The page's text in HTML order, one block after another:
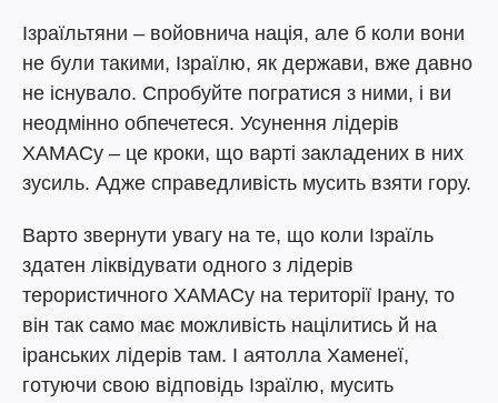
Ізраїльтяни – войовнича нація, але б коли вони
не були такими, Ізраїлю, як держави, вже давно
не існувало. Спробуйте погратися з ними, і ви
неодмінно обпечетеся. Усунення лідерів
ХАМАСу – це кроки, що варті закладених в них
зусиль. Адже справедливість мусить взяти гору.
Варто звернути увагу на те, що коли Ізраїль
здатен ліквідувати одного з лідерів
терористичного ХАМАСу на території Ірану, то
він так само має можливість націлитись й на
іранських лідерів там. І аятолла Хаменеї,
готуючи свою відповідь Ізраїлю, мусить